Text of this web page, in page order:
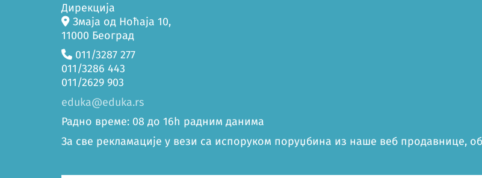
Дирекција
Змаја од Ноћаја 10,
11000 Београд
011/3287 277
011/3286 443
011/2629 903
eduka@eduka.rs
Радно време: 08 до 16h радним данима
За све рекламације у вези са испоруком поруџбина из наше веб продавнице,